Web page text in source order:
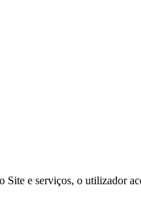
e serviços, o utilizador